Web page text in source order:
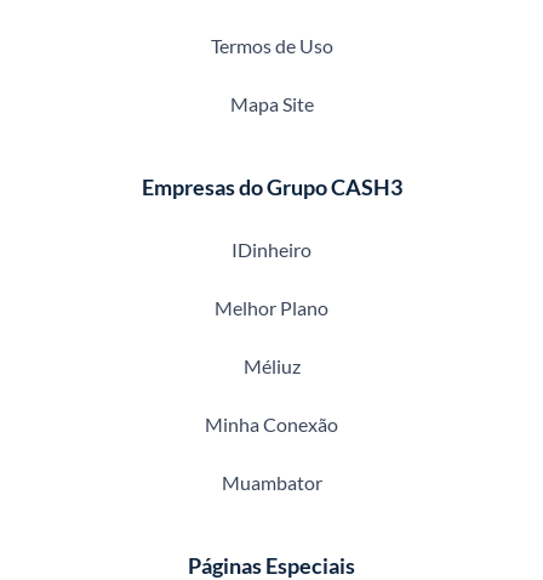
Termos de Uso
Mapa Site
Empresas do Grupo CASH3
IDinheiro
Melhor Plano
Méliuz
Minha Conexão
Muambator
Páginas Especiais